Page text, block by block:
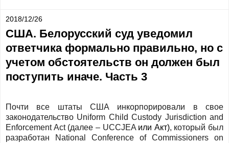
2018/12/26
США. Белорусский суд уведомил
ответчика формально правильно, но с
учетом обстоятельств он должен был
поступить иначе. Часть 3
Почти все штаты США инкорпорировали в
свое
законодательство Uniform Child Custody Jurisdiction and
Enforcement Act(далее – UCCJEAили Акт), который был
разработан
National Conference of Commissioners on